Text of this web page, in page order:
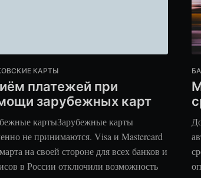
КАРТЫ
платежей при
зарубежных карт
картыЗарубежные карты
не принимаются. Visa и Mastercard
на своей стороне для всех банков и
в России отключили возможность